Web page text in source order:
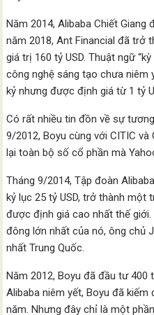
Năm 2014, Alibaba Chiết Giang
năm 2018, Ant Financial đã trở
giá trị 160 tỷ USD. Thuật ngữ
công nghệ sáng tạo chưa
kỷ nhưng được định giá từ 1 tỷ
Có rất nhiều tin đồn về sự
9/2012, Boyu cùng với CITIC và
lại toàn bộ số cổ phần mà
Tháng 9/2014, Tập đoàn
kỷ lục 25 tỷ USD, trở thành một
được định giá cao nhất thế
đông lớn nhất của nó, ông chủ
nhất Trung Quốc.
Năm 2012, Boyu đã đầu tư 400
Alibaba niêm yết, Boyu đã
năm. Nhưng đây chỉ là một